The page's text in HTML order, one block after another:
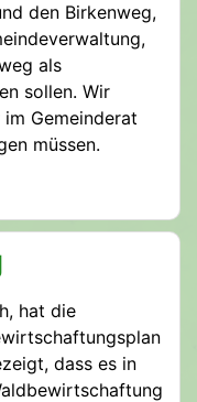
den Birkenweg,
als
sollen. Wir
Gemeinderat
müssen.
hat die
dass es in